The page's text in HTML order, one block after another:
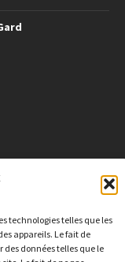
technologies telles que les
appareils. Le fait de
données telles que le